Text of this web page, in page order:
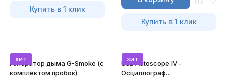
Купить в 1 клик
Купить в 1 клик
хит
Генератор дыма G-Smoke (c
комплектом пробок)
хит
USB Autoscope IV -
Осциллограф